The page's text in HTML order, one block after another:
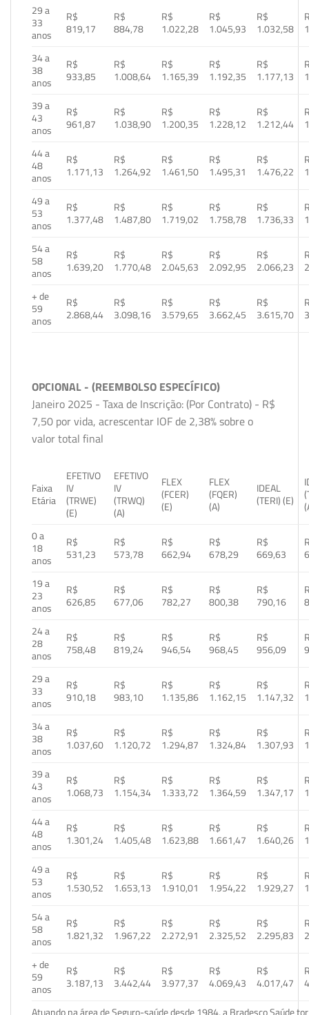
29 a
33
anos
R$
819,17
R$
884,78
R$
1.022,28
R$
1.045,93
R$
1.032,58
34 a
38
anos
R$
933,85
R$
1.008,64
R$
1.165,39
R$
1.192,35
R$
1.177,13
39 a
43
anos
R$
961,87
R$
1.038,90
R$
1.200,35
R$
1.228,12
R$
1.212,44
44 a
48
anos
R$
1.171,13
R$
1.264,92
R$
1.461,50
R$
1.495,31
R$
1.476,22
49 a
53
anos
R$
1.377,48
R$
1.487,80
R$
1.719,02
R$
1.758,78
R$
1.736,33
54 a
58
anos
R$
1.639,20
R$
1.770,48
R$
2.045,63
R$
2.092,95
R$
2.066,23
+ de
59
anos
R$
2.868,44
R$
3.098,16
R$
3.579,65
R$
3.662,45
R$
3.615,70
OPCIONAL - (REEMBOLSO ESPECÍFICO)
Janeiro 2025 - Taxa de Inscrição: (Por Contrato) - R$
7,50 por vida, acrescentar IOF de 2,38% sobre o
valor total final
Faixa
Etária
EFETIVO
IV
(TRWE)
(E)
EFETIVO
IV
(TRWQ)
(A)
FLEX
(FCER)
(E)
FLEX
(FQER)
(A)
IDEAL
(TERI) (E)
0 a
18
anos
R$
531,23
R$
573,78
R$
662,94
R$
678,29
R$
669,63
19 a
23
anos
R$
626,85
R$
677,06
R$
782,27
R$
800,38
R$
790,16
24 a
28
anos
R$
758,48
R$
819,24
R$
946,54
R$
968,45
R$
956,09
29 a
33
anos
R$
910,18
R$
983,10
R$
1.135,86
R$
1.162,15
R$
1.147,32
34 a
38
anos
R$
1.037,60
R$
1.120,72
R$
1.294,87
R$
1.324,84
R$
1.307,93
39 a
43
anos
R$
1.068,73
R$
1.154,34
R$
1.333,72
R$
1.364,59
R$
1.347,17
44 a
48
anos
R$
1.301,24
R$
1.405,48
R$
1.623,88
R$
1.661,47
R$
1.640,26
49 a
53
anos
R$
1.530,52
R$
1.653,13
R$
1.910,01
R$
1.954,22
R$
1.929,27
54 a
58
anos
R$
1.821,32
R$
1.967,22
R$
2.272,91
R$
2.325,52
R$
2.295,83
+ de
59
anos
R$
3.187,13
R$
3.442,44
R$
3.977,37
R$
4.069,43
R$
4.017,47